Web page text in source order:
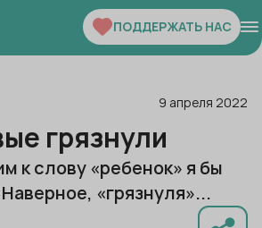
ПОДДЕРЖАТЬ НАС
9 апреля 2022
грязнули
к слову «ребенок» я бы
«грязнуля»...